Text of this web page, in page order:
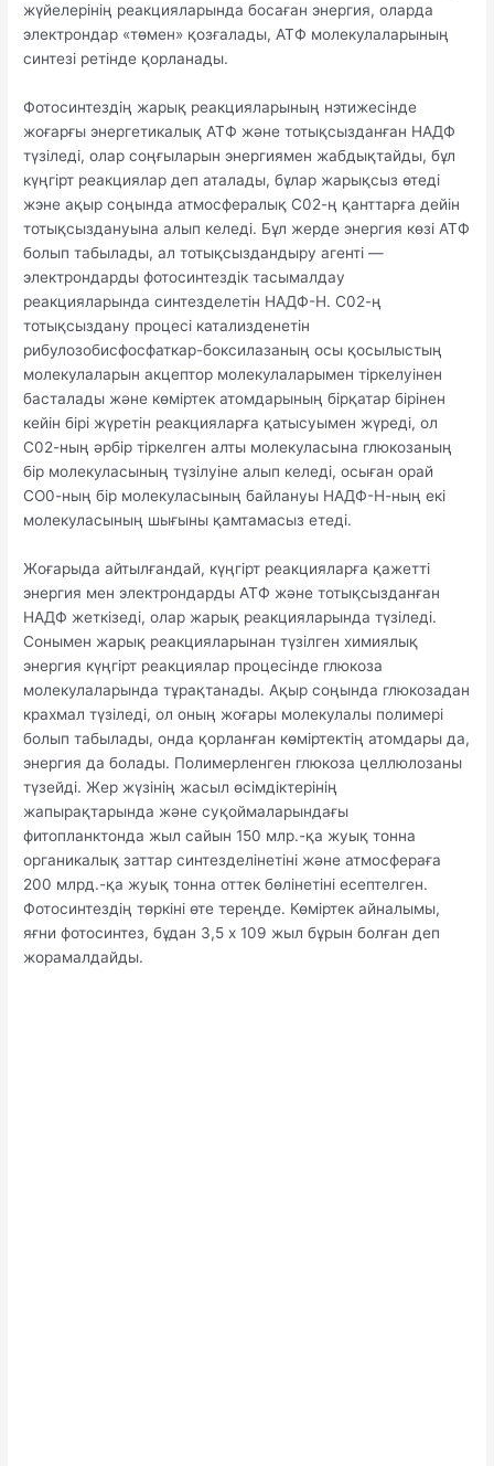
жүйелерінің реакцияларында босаған энергия, оларда
электрондар «төмен» қозғалады, АТФ молекулаларының
синтезі ретінде қорланады.
Фотосинтездің жарық реакцияларының нэтижесінде
жоғарғы энергетикалық АТФ және тотықсызданған НАДФ
түзіледі, олар соңғыларын энергиямен жабдықтайды, бұл
күңгірт реакциялар деп аталады, бұлар жарықсыз өтеді
жэне ақыр соңында атмосфералық С02-ң қанттарға дейін
тотықсыздануына алып келеді. Бұл жерде энергия көзі АТФ
болып табылады, ал тотықсыздандыру агенті —
электрондарды фотосинтездік тасымалдау
реакцияларында синтезделетін НАДФ-Н. С02-ң
тотықсыздану процесі катализденетін
рибулозобисфосфаткар-боксилазаның осы қосылыстың
молекулаларын акцептор молекулаларымен тіркелуінен
басталады және көміртек атомдарының бірқатар бірінен
кейін бірі жүретін реакцияларға қатысуымен жүреді, ол
С02-ның әрбір тіркелген алты молекуласына глюкозаның
бір молекуласының түзілуіне алып келеді, осыған орай
СО0-ның бір молекуласының байлануы НАДФ-Н-ның екі
молекуласының шығыны қамтамасыз етеді.
Жоғарыда айтылғандай, күңгірт реакцияларға қажетті
энергия мен электрондарды АТФ және тотықсызданған
НАДФ жеткізеді, олар жарық реакцияларында түзіледі.
Сонымен жарық реакцияларынан түзілген химиялық
энергия күңгірт реакциялар процесінде глюкоза
молекулаларында тұрақтанады. Ақыр соңында глюкозадан
крахмал түзіледі, ол оның жоғары молекулалы полимері
болып табылады, онда қорланған көміртектің атомдары да,
энергия да болады. Полимерленген глюкоза целлюлозаны
түзейді. Жер жүзінің жасыл өсімдіктерінің
жапырақтарында және суқоймаларындағы
фитопланктонда жыл сайын 150 млр.-қа жуық тонна
органикалық заттар синтезделінетіні және атмосфераға
200 млрд.-қа жуық тонна оттек бөлінетіні есептелген.
Фотосинтездің төркіні өте тереңде. Көміртек айналымы,
яғни фотосинтез, бұдан 3,5 х 109 жыл бұрын болған деп
жорамалдайды.